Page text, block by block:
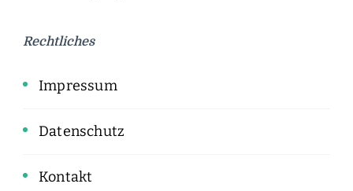
Rechtliches
Impressum
Datenschutz
Kontakt